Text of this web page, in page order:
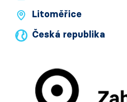
Litoměřice
Česká republika